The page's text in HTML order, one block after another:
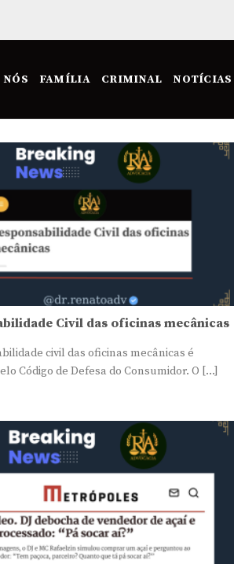
NÓS FAMÍLIA CRIMINAL NOTÍCIAS
Civil das oficinas mecânicas
civil das oficinas mecânicas é
Código de Defesa do Consumidor. O [...]